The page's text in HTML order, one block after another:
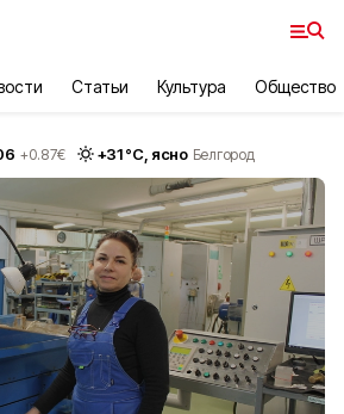
Статьи Культура Общество
+0.87€ +31°С, ясно Белгород